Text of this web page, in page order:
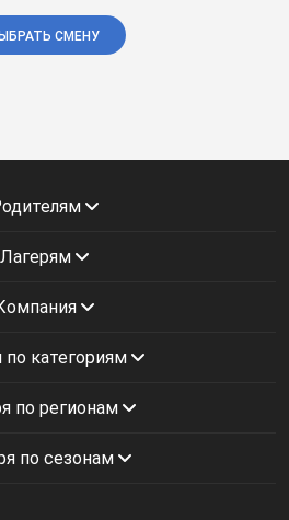
СМЕНУ
Лагерям
по категориям
по регионам
по сезонам